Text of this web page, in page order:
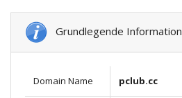
Grundlegende Information
Domain Name pclub.cc